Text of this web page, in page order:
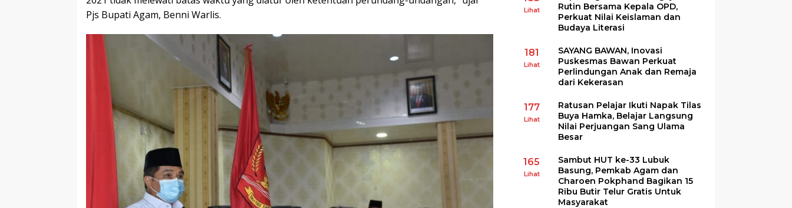
Pjs Bupati Agam, Benni Warlis.
Lihat
Rutin Bersama Kepala OPD,
Perkuat Nilai Keislaman dan
Budaya Literasi
181
Lihat
SAYANG BAWAN, Inovasi
Puskesmas Bawan Perkuat
Perlindungan Anak dan Remaja
dari Kekerasan
177
Lihat
Ratusan Pelajar Ikuti Napak Tilas
Buya Hamka, Belajar Langsung
Nilai Perjuangan Sang Ulama
Besar
165
Lihat
Sambut HUT ke-33 Lubuk
Basung, Pemkab Agam dan
Charoen Pokphand Bagikan 15
Ribu Butir Telur Gratis Untuk
Masyarakat